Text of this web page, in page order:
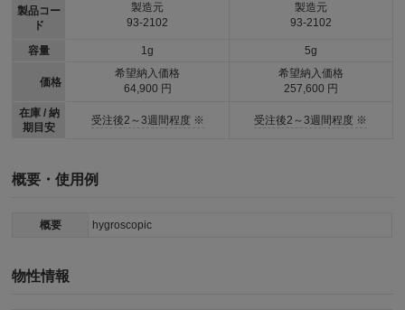
製品コー
ド
容量
価格
在庫 / 納
期目安
製造元
93-2102
1g
希望納入価格
64,900 円
受注後2～3週間程度 ※
製造元
93-2102
5g
希望納入価格
257,600 円
受注後2～3週間程度 ※
概要・使用例
概要 hygroscopic
物性情報